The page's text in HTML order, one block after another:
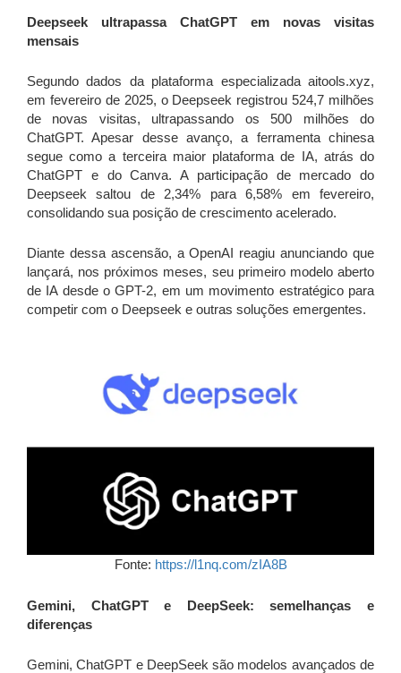
Deepseek ultrapassa ChatGPT em novas visitas
mensais
Segundo dados da plataforma especializada aitools.xyz,
em fevereiro de 2025, o Deepseek registrou 524,7 milhões
de novas visitas, ultrapassando os 500 milhões do
ChatGPT. Apesar desse avanço, a ferramenta chinesa
segue como a terceira maior plataforma de IA, atrás do
ChatGPT e do Canva. A participação de mercado do
Deepseek saltou de 2,34% para 6,58% em fevereiro,
consolidando sua posição de crescimento acelerado.
Diante dessa ascensão, a OpenAI reagiu anunciando que
lançará, nos próximos meses, seu primeiro modelo aberto
de IA desde o GPT-2, em um movimento estratégico para
competir com o Deepseek e outras soluções emergentes.
Fonte: https://l1nq.com/zIA8B
Gemini, ChatGPT e DeepSeek: semelhanças e
diferenças
Gemini, ChatGPT e DeepSeek são modelos avançados de